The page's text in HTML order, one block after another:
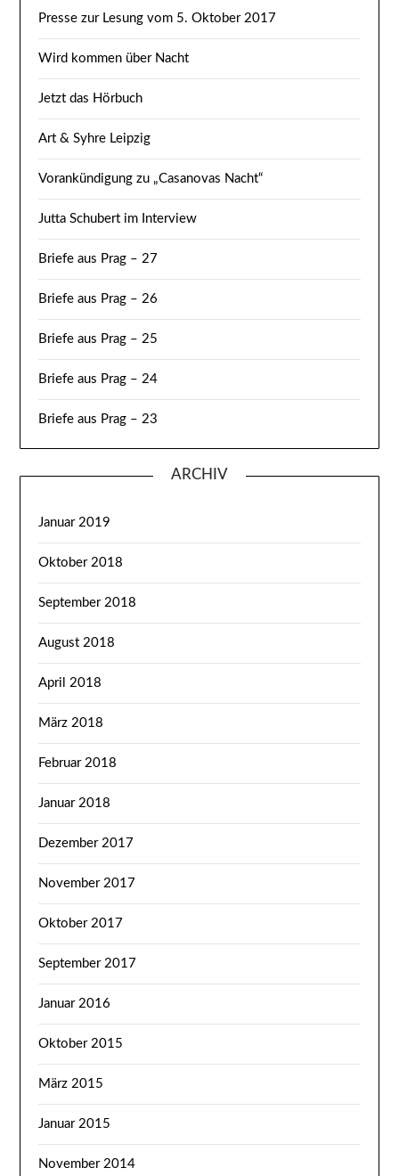
Presse zur Lesung vom 5. Oktober 2017
Wird kommen über Nacht
Jetzt das Hörbuch
Art & Syhre Leipzig
Vorankündigung zu „Casanovas Nacht“
Jutta Schubert im Interview
Briefe aus Prag – 27
Briefe aus Prag – 26
Briefe aus Prag – 25
Briefe aus Prag – 24
Briefe aus Prag – 23
ARCHIV
Januar 2019
Oktober 2018
September 2018
August 2018
April 2018
März 2018
Februar 2018
Januar 2018
Dezember 2017
November 2017
Oktober 2017
September 2017
Januar 2016
Oktober 2015
März 2015
Januar 2015
November 2014